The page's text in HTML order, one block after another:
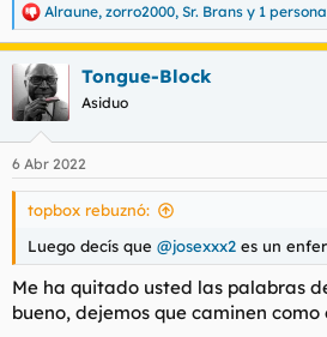
R
e
a
c
c
i
e
s
Alraune, zorro2000, Sr. Brans y 1
Tongue-Block
Asiduo
6 Abr 2022
topbox rebuznó:
Luego decís que @josexxx2 es un
Me ha quitado usted las palabras
bueno, dejemos que caminen